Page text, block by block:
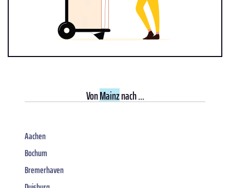
VonMainznach ...
Aachen
Bochum
Bremerhaven